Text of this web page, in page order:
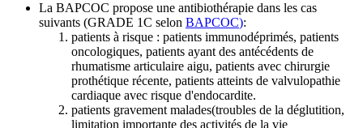
La BAPCOC propose une antibiothérapie dans les cas
suivants (GRADE 1C selon BAPCOC):
patients à risque : patients immunodéprimés, patients
oncologiques, patients ayant des antécédents de
rhumatisme articulaire aigu, patients avec chirurgie
prothétique récente, patients atteints de valvulopathie
cardiaque avec risque d'endocardite.
patients gravement malades(troubles de la déglutition,
limitation importante des activités de la vie